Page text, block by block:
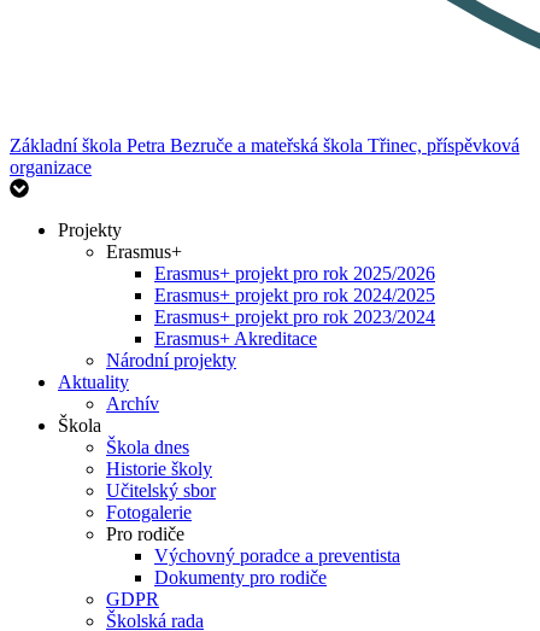
Základní škola Petra Bezruče a mateřská škola Třinec, příspěvková
organizace
Projekty
Erasmus+
Erasmus+ projekt pro rok 2025/2026
Erasmus+ projekt pro rok 2024/2025
Erasmus+ projekt pro rok 2023/2024
Erasmus+ Akreditace
Národní projekty
Aktuality
Archív
Škola
Škola dnes
Historie školy
Učitelský sbor
Fotogalerie
Pro rodiče
Výchovný poradce a preventista
Dokumenty pro rodiče
GDPR
Školská rada